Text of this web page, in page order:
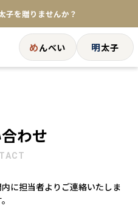
子を贈りませんか？
念商品が登場★
】ポストイン！めんべい
めんべい 明太子
わせ
に担当者よりご連絡いたしま